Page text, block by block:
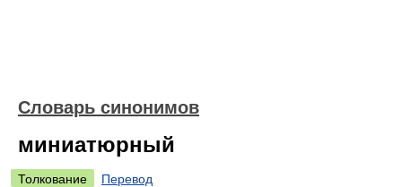
Словарь синонимов
миниатюрный
Толкование
Перевод